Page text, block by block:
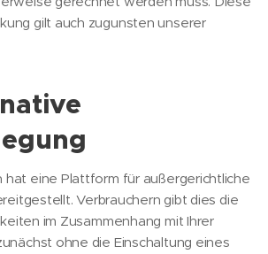
gilt auch zugunsten unserer
hat eine Plattform für außergerichtliche
Verbrauchern gibt dies die
im Zusammenhang mit Ihrer
ohne die Einschaltung eines